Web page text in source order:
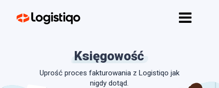
Strona główna
Cennik
Księgowość
Uprość proces fakturowania z Logistiqo jak
nigdy dotąd.